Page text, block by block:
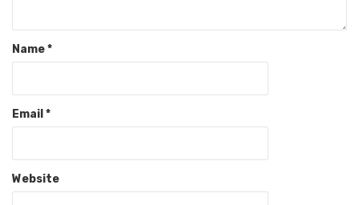
Name*
Email *
Website